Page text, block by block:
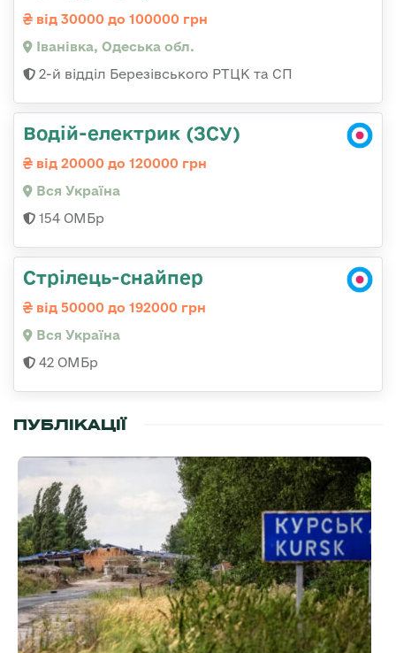
від 30000 до 100000 грн
Іванівка, Одеська обл.
2-й відділ Березівського РТЦК та СП
Водій-електрик (ЗСУ)
від 20000 до 120000 грн
Вся Україна
154 ОМБр
Стрілець-снайпер
від 50000 до 192000 грн
Вся Україна
42 ОМБр
ПУБЛІКАЦІЇ